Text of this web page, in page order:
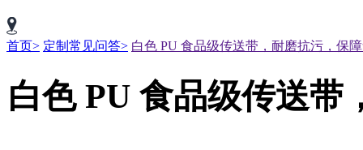
首页> 定制常见问答> 白色 PU 食品级传送带，耐磨抗污，保
白色 PU 食品级传送带